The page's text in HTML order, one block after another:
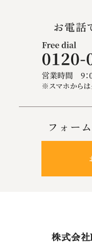
お電話
フォー
株式会